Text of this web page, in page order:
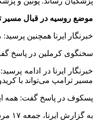
موضع روسیه در قبال مسیر
خبرنگار ایرنا همچنین
سخنگوی کرملین در پاسخ
خبرنگار ایرنا در ادامه
مسیر ترامپ می‌تواند با
پسکوف در پاسخ گفت: همه
به گزارش ایرنا، جمعه ۱۷ مرداد ۱۴۰۴، نخست وزیر ارمنستان و رئیس‌جمهور جمهوری آذربایجان در مراسمی در کاخ سفید با حضور دونالد ترامپ رئیس جمهوری آمریکا، توافق صلح امضا کردند.